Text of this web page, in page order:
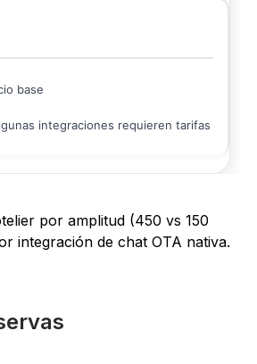
base
integraciones requieren tarifas
por amplitud (450 vs 150
integración de chat OTA nativa.